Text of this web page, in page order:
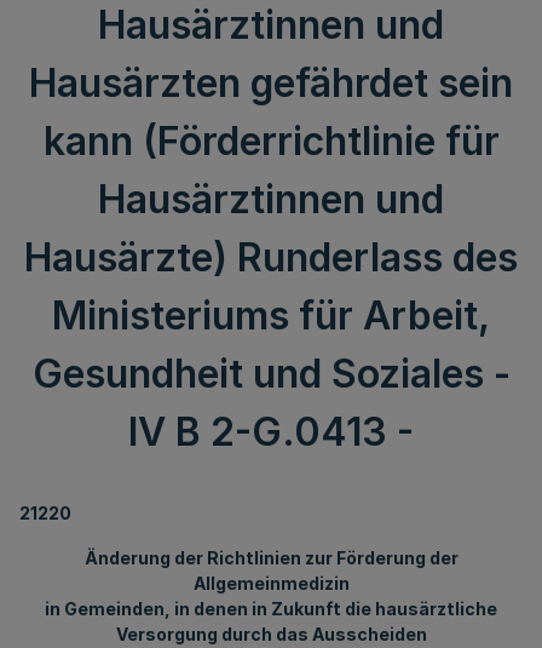
Hausärztinnen und
Hausärzten gefährdet sein
kann (Förderrichtlinie für
Hausärztinnen und
Hausärzte) Runderlass des
Ministeriums für Arbeit,
Gesundheit und Soziales -
IV B 2-G.0413 -
21220
Änderung der Richtlinien zur Förderung der
Allgemeinmedizin
in Gemeinden, in denen in Zukunft die hausärztliche
Versorgung durch das Ausscheiden